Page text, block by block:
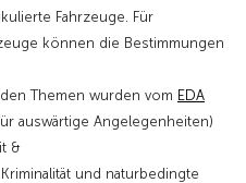
Fahrzeuge. Für
können die Bestimmungen
Themen wurden vom EDA
auswärtige Angelegenheiten)
&
und naturbedingte